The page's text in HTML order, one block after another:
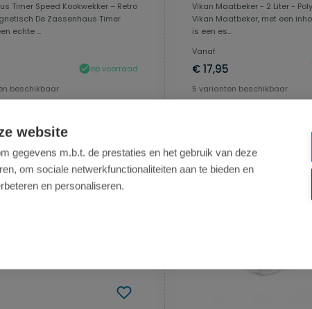
Timer Speed Kookwekker – Retro
De Zassenhaus Timer
echte ...
op voorraad
beschikbaar
Details
Vikan Maatbeker - 2 Liter -
Vikan Maatbeker, met een
is een es...
Vanaf
€ 17,95
5 varianten beschikbaar
website
gegevens m.b.t. de prestaties en het gebruik van deze
om sociale netwerkfunctionaliteiten aan te bieden en
en personaliseren.